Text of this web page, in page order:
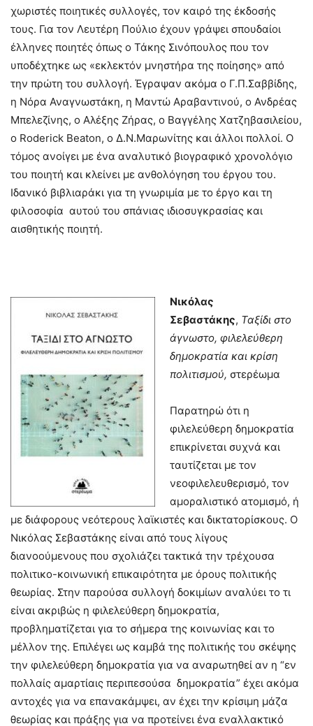
χωριστές ποιητικές συλλογές, τον καιρό της έκδοσής
τους. Για τον Λευτέρη Πούλιο έχουν γράψει σπουδαίοι
έλληνες ποιητές όπως ο Τάκης Σινόπουλος που τον
υποδέχτηκε ως «εκλεκτόν μνηστήρα της ποίησης» από
την πρώτη του συλλογή. Έγραψαν ακόμα ο Γ.Π.Σαββίδης,
η Νόρα Αναγνωστάκη, η Μαντώ Αραβαντινού, ο Ανδρέας
Μπελεζίνης, ο Αλέξης Ζήρας, ο Βαγγέλης Χατζηβασιλείου,
ο Roderick Beaton, ο Δ.Ν.Μαρωνίτης και άλλοι πολλοί. Ο
τόμος ανοίγει με ένα αναλυτικό βιογραφικό χρονολόγιο
του ποιητή και κλείνει με ανθολόγηση του έργου του.
Ιδανικό βιβλιαράκι για τη γνωριμία με το έργο και τη
φιλοσοφία αυτού του σπάνιας ιδιοσυγκρασίας και
αισθητικής ποιητή.
Νικόλας
Σεβαστάκης, Ταξίδι στο
άγνωστο, φιλελεύθερη
δημοκρατία και κρίση
πολιτισμού, στερέωμα
Παρατηρώ ότι η
φιλελεύθερη δημοκρατία
επικρίνεται συχνά και
ταυτίζεται με τον
νεοφιλελευθερισμό, τον
αμοραλιστικό ατομισμό, ή
με διάφορους νεότερους λαϊκιστές και δικτατορίσκους. Ο
Νικόλας Σεβαστάκης είναι από τους λίγους
διανοούμενους που σχολιάζει τακτικά την τρέχουσα
πολιτικο-κοινωνική επικαιρότητα με όρους πολιτικής
θεωρίας. Στην παρούσα συλλογή δοκιμίων αναλύει το τι
είναι ακριβώς η φιλελεύθερη δημοκρατία,
προβληματίζεται για το σήμερα της κοινωνίας και το
μέλλον της. Επιλέγει ως καμβά της πολιτικής του σκέψης
την φιλελεύθερη δημοκρατία για να αναρωτηθεί αν η “εν
πολλαίς αμαρτίαις περιπεσούσα δημοκρατία” έχει ακόμα
αντοχές για να επανακάμψει, αν έχει την κρίσιμη μάζα
θεωρίας και πράξης για να προτείνει ένα εναλλακτικό